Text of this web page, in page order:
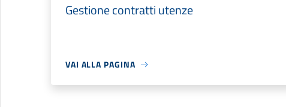
Gestione contratti utenze
VAI ALLA PAGINA